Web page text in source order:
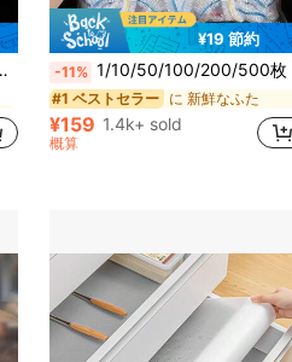
¥19 節約
-11% 1/10/50/100/200/500枚 使い捨てプラスチック食品ラップ 伸縮自己密封エッジ付き、残り物の保存用、ボウルや皿のカバーに適し、家庭用
#1 ベストセラー に 新鮮なふた
¥159 1.4k+ sold
概算